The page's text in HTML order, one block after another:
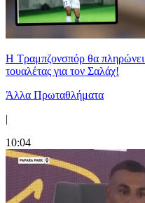
Η Τραμπζονσπόρ θα
τουαλέτας για τον Σαλάχ!
Άλλα Πρωταθλήματα
|
10:04